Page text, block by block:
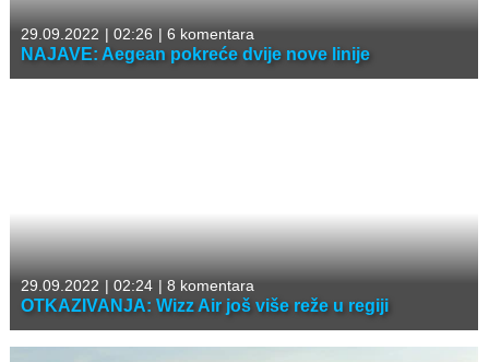
29.09.2022 | 02:26 | 6 komentara
NAJAVE: Aegean pokreće dvije nove linije
29.09.2022 | 02:24 | 8 komentara
OTKAZIVANJA: Wizz Air još više reže u regiji